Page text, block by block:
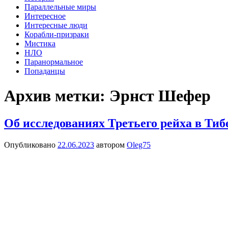
содержимому
Параллельные миры
Интересное
Интересные люди
Корабли-призраки
Мистика
НЛО
Паранормальное
Попаданцы
Архив метки: Эрнст Шефер
Об исследованиях Третьего рейха в
Опубликовано 22.06.2023 автором Oleg75